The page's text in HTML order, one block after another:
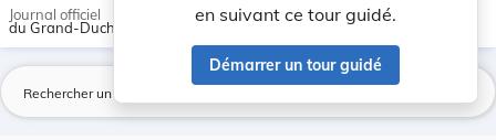
en suivant ce tour guidé.
Démarrer un tour guidé
Journal officiel
du Grand-Duché de Luxembourg